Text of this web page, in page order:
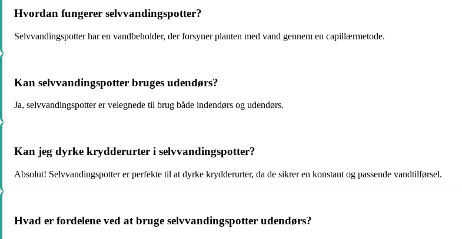
Hvordan fungerer selvvandingspotter?
Selvvandingspotter har en vandbeholder, der forsyner planten med vand gennem en capillærmetode.
Kan selvvandingspotter bruges udendørs?
Ja, selvvandingspotter er velegnede til brug både indendørs og udendørs.
Kan jeg dyrke krydderurter i selvvandingspotter?
Absolut! Selvvandingspotter er perfekte til at dyrke krydderurter, da de sikrer en konstant og passende vandtilførsel.
Hvad er fordelene ved at bruge selvvandingspotter udendørs?